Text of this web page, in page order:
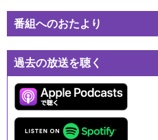
番組へのおたより
過去の放送を聴く